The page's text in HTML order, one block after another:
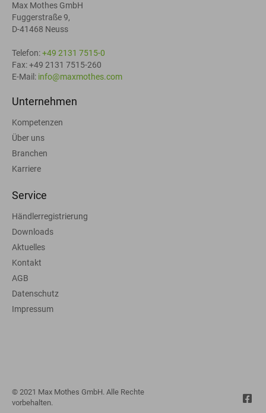
Max Mothes GmbH
Fuggerstraße 9,
D-41468 Neuss
Telefon:+49 2131 7515-0
Fax: +49 2131 7515-260
E-Mail: info@maxmothes.com
Unternehmen
Kompetenzen
Über uns
Branchen
Karriere
Service
Händlerregistrierung
Downloads
Aktuelles
Kontakt
AGB
Datenschutz
Impressum
© 2021 Max Mothes GmbH. Alle Rechte
vorbehalten.